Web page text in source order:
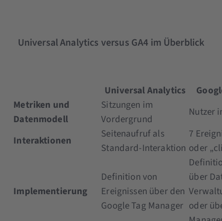
Universal Analytics versus GA4 im Überblick
Universal Analytics
Metriken und
Datenmodell
Sitzungen im
Vordergrund
Nutzer
Interaktionen
Seitenaufruf als
Standard-Interaktion
7
oder
Implementierung
Definition von
Ereignissen über den
Google Tag Manager
über
oder